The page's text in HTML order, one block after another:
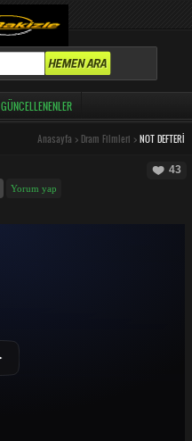
GÜNCELLENENLER
Anasayfa > Dram Filmleri > NOT DEFTERI
43
Yorum yap